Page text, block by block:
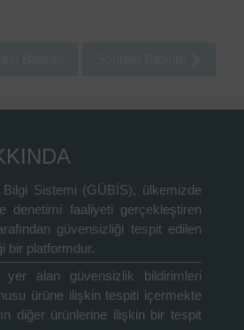
Sistemi (GÜBİS), ülkemizde
denetimi faaliyeti gerçekleştiren
güvensizliği tespit edilen
bir platformdur.
yer alan güvensizlik bildirimleri
ürüne ilişkin tespiti içermekte
diğer ürünlerine ilişkin bir tespit